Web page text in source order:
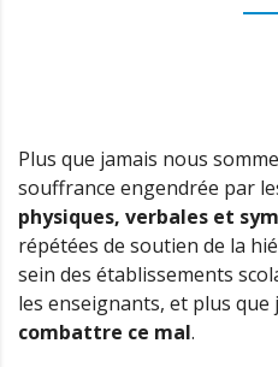
Plus que jamais nous
souffrance engendrée par
physiques, verbales et
répétées de soutien de la
sein des établissements
les enseignants, et plus
combattre ce mal.